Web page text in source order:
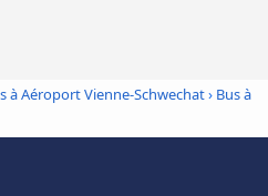
à Aéroport Vienne-Schwechat› Bus à